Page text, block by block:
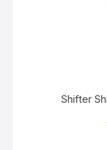
Shifter